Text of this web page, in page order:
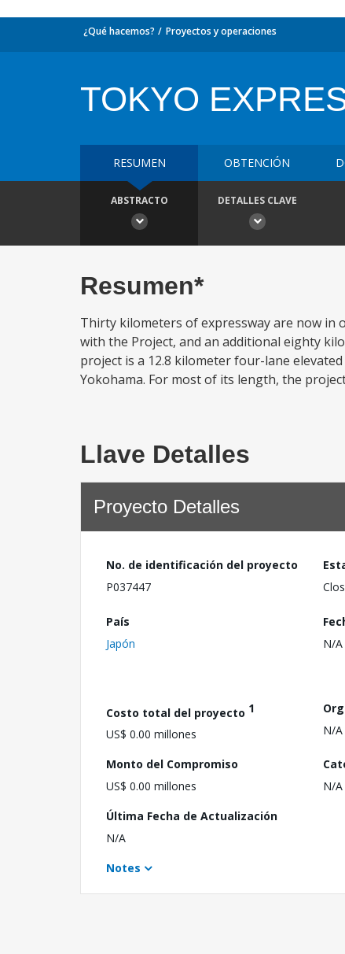
¿Qué hacemos? Proyectos y operaciones
TOKYO
RESUMEN OBTENCIÓN
ABSTRACTO DETALLES CLAVE
Resumen*
Thirty kilometers of expressway are now in
with the Project, and an additional eighty
project is a 12.8 kilometer four-lane
Yokohama. For most of its length, the
Llave Detalles
Proyecto Detalles
No. de identificación del proyecto
P037447
País
Japón
N/A
Costo total del proyecto 1
US$ 0.00 millones
N/A
Monto del Compromiso
US$ 0.00 millones
N/A
Última Fecha de Actualización
N/A
Notes